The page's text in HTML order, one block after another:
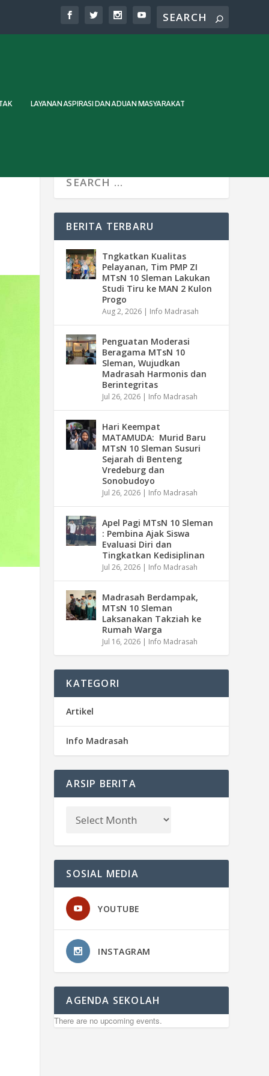
LAYANAN ASPIRASI DAN ADUAN MASYARAKAT
BERITA TERBARU
Tngkatkan Kualitas
Pelayanan, Tim PMP ZI
MTsN 10 Sleman Lakukan
Studi Tiru ke MAN 2 Kulon
Progo
Aug 2, 2026 | Info Madrasah
Penguatan Moderasi
Beragama MTsN 10
Sleman, Wujudkan
Madrasah Harmonis dan
Berintegritas
Jul 26, 2026 | Info Madrasah
Hari Keempat
MATAMUDA: Murid Baru
MTsN 10 Sleman Susuri
Sejarah di Benteng
Vredeburg dan
Sonobudoyo
Jul 26, 2026 | Info Madrasah
Apel Pagi MTsN 10 Sleman
: Pembina Ajak Siswa
Evaluasi Diri dan
Tingkatkan Kedisiplinan
Jul 26, 2026 | Info Madrasah
Madrasah Berdampak,
MTsN 10 Sleman
Laksanakan Takziah ke
Rumah Warga
Jul 16, 2026 | Info Madrasah
KATEGORI
Artikel
Info Madrasah
ARSIP BERITA
SOSIAL MEDIA
YOUTUBE
INSTAGRAM
AGENDA SEKOLAH
There are no upcoming events.